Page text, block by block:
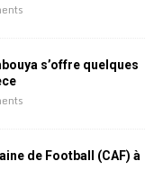
s’offre quelques
de Football (CAF) à